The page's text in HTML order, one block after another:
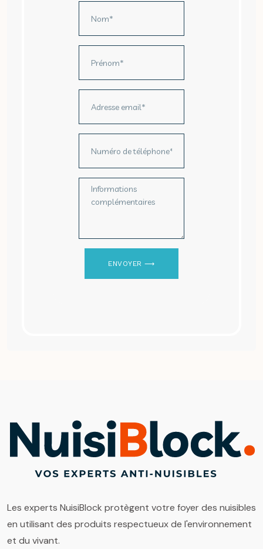
ENVOYER ⟶
Les experts NuisiBlock protègent votre foyer des nuisibles
en utilisant des produits respectueux de l'environnement
et du vivant.